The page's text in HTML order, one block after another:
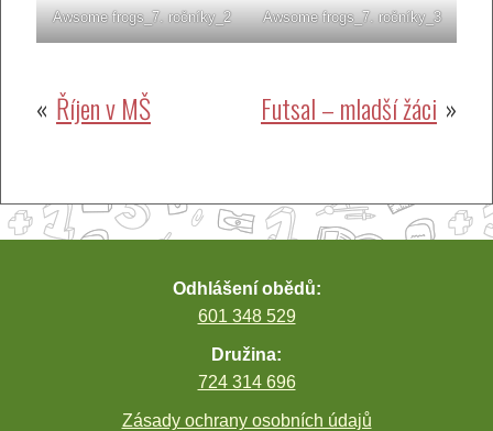
Awsome frogs_7. ročníky_2 Awsome frogs_7. ročníky_3
Navigace
příspěvek
Říjen v MŠ Futsal – mladší žáci
Odhlášení obědů:
601 348 529
Družina:
724 314 696
Zásady ochrany osobních údajů